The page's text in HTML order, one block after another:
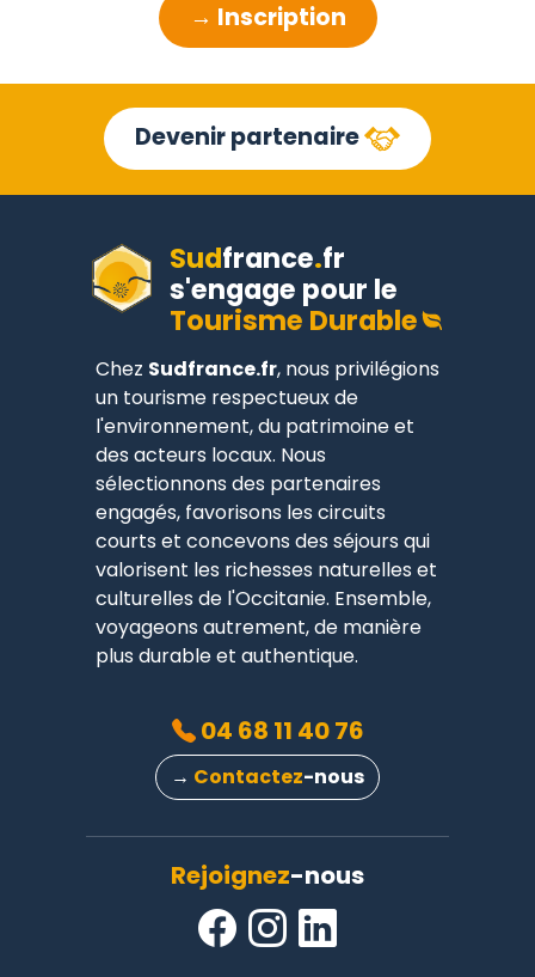
→ Inscription
Devenir partenaire
Sudfrance.fr
s'engage pour le
Tourisme Durable
Chez Sudfrance.fr, nous privilégions
un tourisme respectueux de
l'environnement, du patrimoine et
des acteurs locaux. Nous
sélectionnons des partenaires
engagés, favorisons les circuits
courts et concevons des séjours qui
valorisent les richesses naturelles et
culturelles de l'Occitanie. Ensemble,
voyageons autrement, de manière
plus durable et authentique.
Rejoignez-nous
04 68 11 40 76
→ Contactez-nous